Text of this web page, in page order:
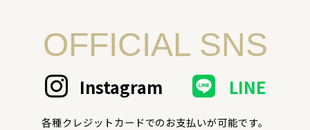
OFFICIAL SNS
Instagram LINE
各種クレジットカードでのお支払いが可能です。